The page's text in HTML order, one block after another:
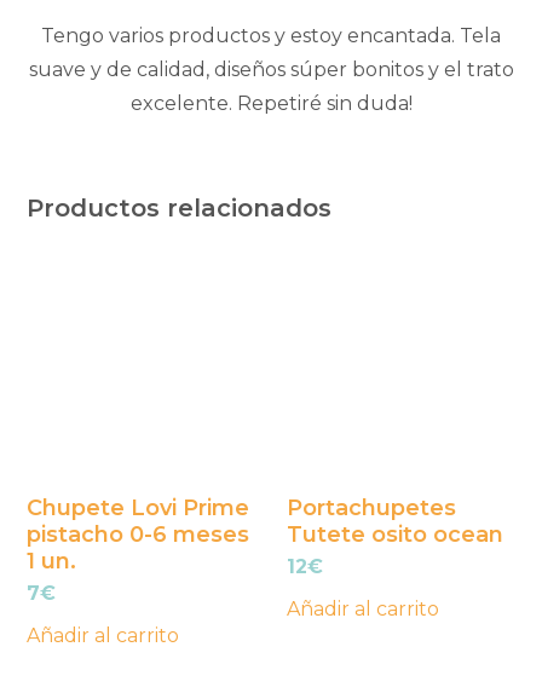
Tengo varios productos y estoy encantada. Tela
suave y de calidad, diseños súper bonitos y el trato
excelente. Repetiré sin duda!
Productos relacionados
Chupete Lovi Prime
pistacho 0-6 meses
1 un.
7€
Añadir al carrito
Portachupetes
Tutete osito ocean
12€
Añadir al carrito